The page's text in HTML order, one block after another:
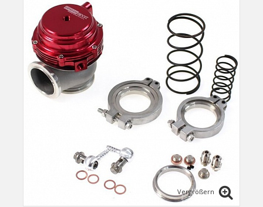
Vergrößern